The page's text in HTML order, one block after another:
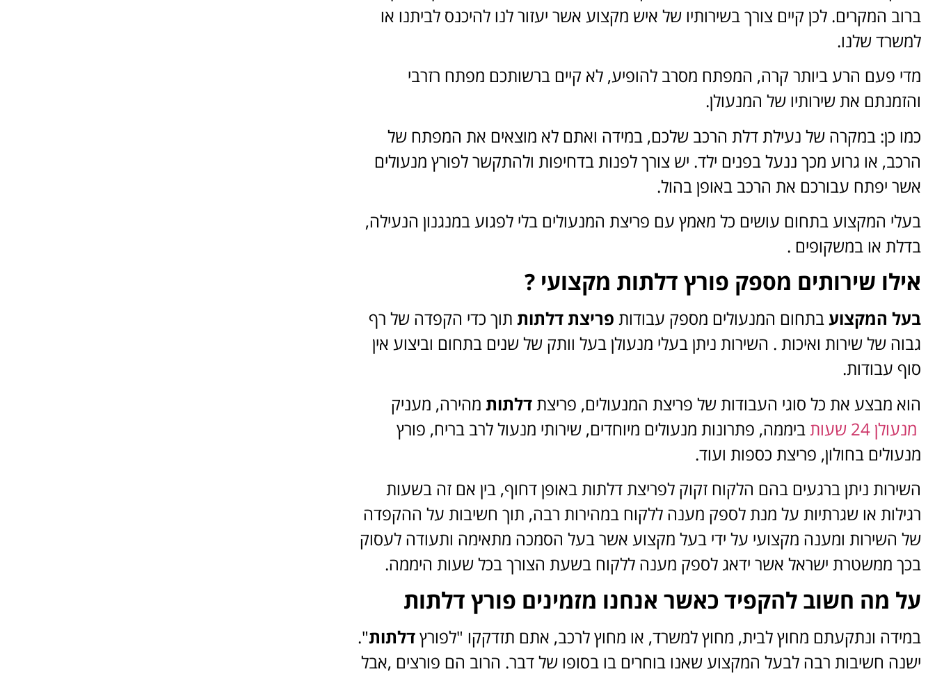
ברוב המקרים. לכן קיים צורך בשירותיו של איש מקצוע אשר יעזור לנו להיכנס לביתנו או
למשרד שלנו.
מדי פעם הרע ביותר קרה, המפתח מסרב להופיע, לא קיים ברשותכם מפתח רזרבי
והזמנתם את שירותיו של המנעולן.
כמו כן: במקרה של נעילת דלת הרכב שלכם, במידה ואתם לא מוצאים את המפתח של
הרכב, או גרוע מכך ננעל בפנים ילד. יש צורך לפנות בדחיפות ולהתקשר לפורץ מנעולים
אשר יפתח עבורכם את הרכב באופן בהול.
בעלי המקצוע בתחום עושים כל מאמץ עם פריצת המנעולים בלי לפגוע במנגנון הנעילה,
בדלת או במשקופים .
אילו שירותים מספק פורץ דלתות מקצועי ?
בעל המקצועבתחום המנעולים מספק עבודות פריצת דלתות תוך כדי הקפדה של רף
גבוה של שירות ואיכות . השירות ניתן בעלי מנעולן בעל וותק של שנים בתחום וביצוע אין
סוף עבודות.
הוא מבצע את כל סוגי העבודות של פריצת המנעולים, פריצתדלתות מהירה, מעניק
מנעולן 24 שעות
ביממה, פתרונות מנעולים מיוחדים, שירותי מנעול לרב בריח, פורץ
מנעולים בחולון, פריצת כספות ועוד.
השירות ניתן ברגעים בהם הלקוח זקוק לפריצת דלתות באופן דחוף, בין אם זה בשעות
רגילות או שגרתיות על מנת לספק מענה ללקוח במהירות רבה, תוך חשיבות על ההקפדה
של השירות ומענה מקצועי על ידי בעל מקצוע אשר בעל הסמכה מתאימה ותעודה לעסוק
בכך ממשטרת ישראל אשר ידאג לספק מענה ללקוח בשעת הצורך בכל שעות היממה.
על מה חשוב להקפיד כאשר אנחנו מזמינים פורץ דלתות
במידה ונתקעתם מחוץ לבית, מחוץ למשרד, או מחוץ לרכב, אתם תזדקקו "לפורץדלתות".
ישנה חשיבות רבה לבעל המקצוע שאנו בוחרים בו בסופו של דבר. הרוב הם פורצים ,אבל